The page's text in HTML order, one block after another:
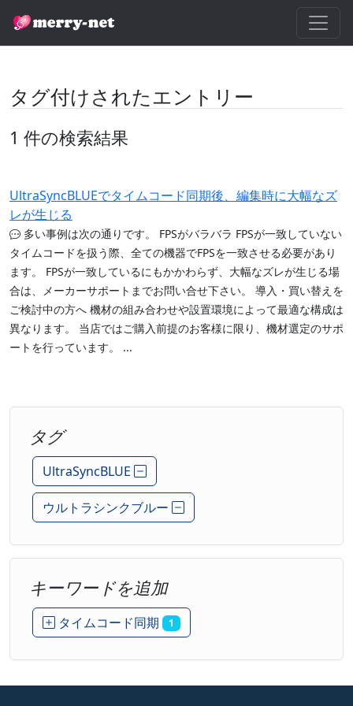
タグ付けされたエントリー
1 件の検索結果
UltraSyncBLUEでタイムコード同期後、編集時に大幅なズ
レが生じる
多い事例は次の通りです。 FPSがバラバラ FPSが一致していない
タイムコードを扱う際、全ての機器でFPSを一致させる必要があり
ます。 FPSが一致しているにもかかわらず、大幅なズレが生じる場
合は、メーカーサポートまでお問い合せ下さい。 導入・買い替えを
ご検討中の方へ 機材の組み合わせや設置環境によって最適な構成は
異なります。 当店ではご購入前提のお客様に限り、機材選定のサポ
ートを行っています。 ...
タグ
UltraSyncBLUE
ウルトラシンクブルー
キーワードを追加
タイムコード同期 1